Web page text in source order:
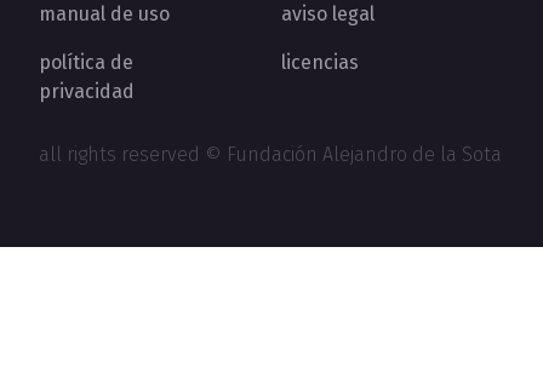
manual de uso aviso legal
política de
privacidad
licencias
all rights reserved © Fundación Alejandro de la Sota